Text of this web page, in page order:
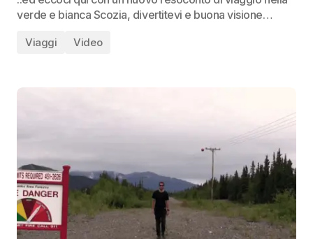
verde e bianca Scozia, divertitevi e buona visione…
Viaggi Video